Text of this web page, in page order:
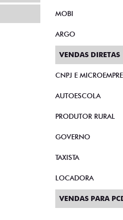
MOBI
ARGO
VENDAS DIRETAS
CNPJ E
AUTOESCOLA
PRODUTOR RURAL
GOVERNO
TAXISTA
LOCADORA
VENDAS PARA